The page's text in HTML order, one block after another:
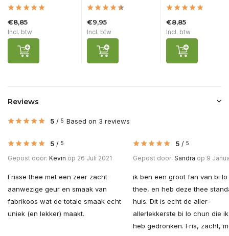
€8,85
Incl. btw
€9,95
Incl. btw
€8,85
Incl. btw
Reviews
5 / 5 Based on 3 reviews
5 / 5
Gepost door: Kevin op 26 Juli 2021
Frisse thee met een zeer zacht
aanwezige geur en smaak van
fabrikoos wat de totale smaak echt
uniek (en lekker) maakt.
5 / 5
Gepost door: Sandra op 9
ik ben een groot fan van bi
thee, en heb deze thee
huis. Dit is echt de aller-
allerlekkerste bi lo chun die
heb gedronken. Fris, zacht,